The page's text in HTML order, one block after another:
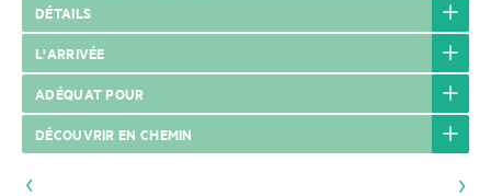
DÉTAILS
L'ARRIVÉE
ADÉQUAT POUR
DÉCOUVRIR EN CHEMIN